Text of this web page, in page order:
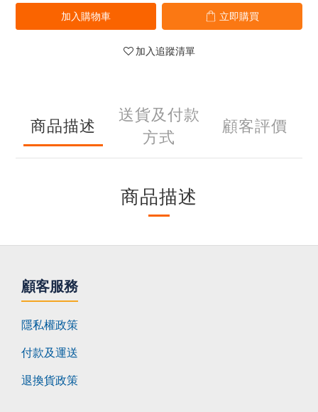
加入購物車 立即購買
加入追蹤清單
商品描述
送貨及付款
方式
顧客評價
商品描述
顧客服務
隱私權政策
付款及運送
退換貨政策